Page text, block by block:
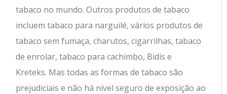
tabaco no mundo. Outros produtos de tabaco
incluem tabaco para narguilé, vários produtos de
tabaco sem fumaça, charutos, cigarrilhas, tabaco
de enrolar, tabaco para cachimbo, Bidis e
Kreteks. Mas todas as formas de tabaco são
prejudiciais e não há nível seguro de exposição ao